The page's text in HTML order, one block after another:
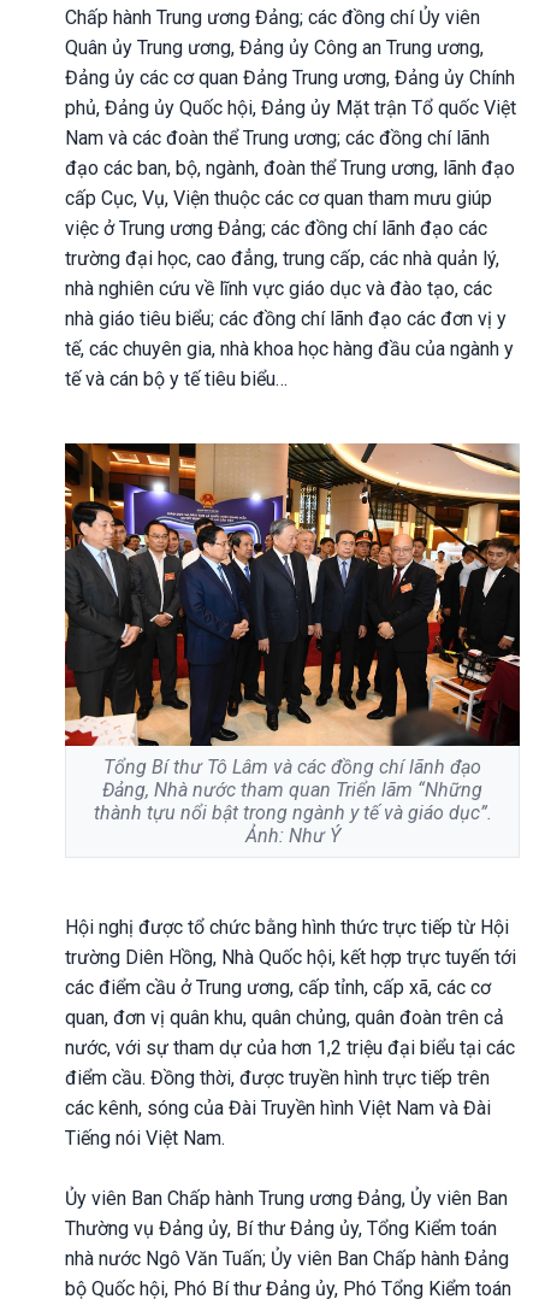
Chấp hành Trung ương Đảng; các đồng chí Ủy viên
Quân ủy Trung ương, Đảng ủy Công an Trung ương,
Đảng ủy các cơ quan Đảng Trung ương, Đảng ủy Chính
phủ, Đảng ủy Quốc hội, Đảng ủy Mặt trận Tổ quốc Việt
Nam và các đoàn thể Trung ương; các đồng chí lãnh
đạo các ban, bộ, ngành, đoàn thể Trung ương, lãnh đạo
cấp Cục, Vụ, Viện thuộc các cơ quan tham mưu giúp
việc ở Trung ương Đảng; các đồng chí lãnh đạo các
trường đại học, cao đẳng, trung cấp, các nhà quản lý,
nhà nghiên cứu về lĩnh vực giáo dục và đào tạo, các
nhà giáo tiêu biểu; các đồng chí lãnh đạo các đơn vị y
tế, các chuyên gia, nhà khoa học hàng đầu của ngành y
tế và cán bộ y tế tiêu biểu…
Tổng Bí thư Tô Lâm và các đồng chí lãnh đạo
Đảng, Nhà nước tham quan Triển lãm “Những
thành tựu nổi bật trong ngành y tế và giáo dục”.
Ảnh: Như Ý
Hội nghị được tổ chức bằng hình thức trực tiếp từ Hội
trường Diên Hồng, Nhà Quốc hội, kết hợp trực tuyến tới
các điểm cầu ở Trung ương, cấp tỉnh, cấp xã, các cơ
quan, đơn vị quân khu, quân chủng, quân đoàn trên cả
nước, với sự tham dự của hơn 1,2 triệu đại biểu tại các
điểm cầu. Đồng thời, được truyền hình trực tiếp trên
các kênh, sóng của Đài Truyền hình Việt Nam và Đài
Tiếng nói Việt Nam.
Ủy viên Ban Chấp hành Trung ương Đảng, Ủy viên Ban
Thường vụ Đảng ủy, Bí thư Đảng ủy, Tổng Kiểm toán
nhà nước Ngô Văn Tuấn; Ủy viên Ban Chấp hành Đảng
bộ Quốc hội, Phó Bí thư Đảng ủy, Phó Tổng Kiểm toán